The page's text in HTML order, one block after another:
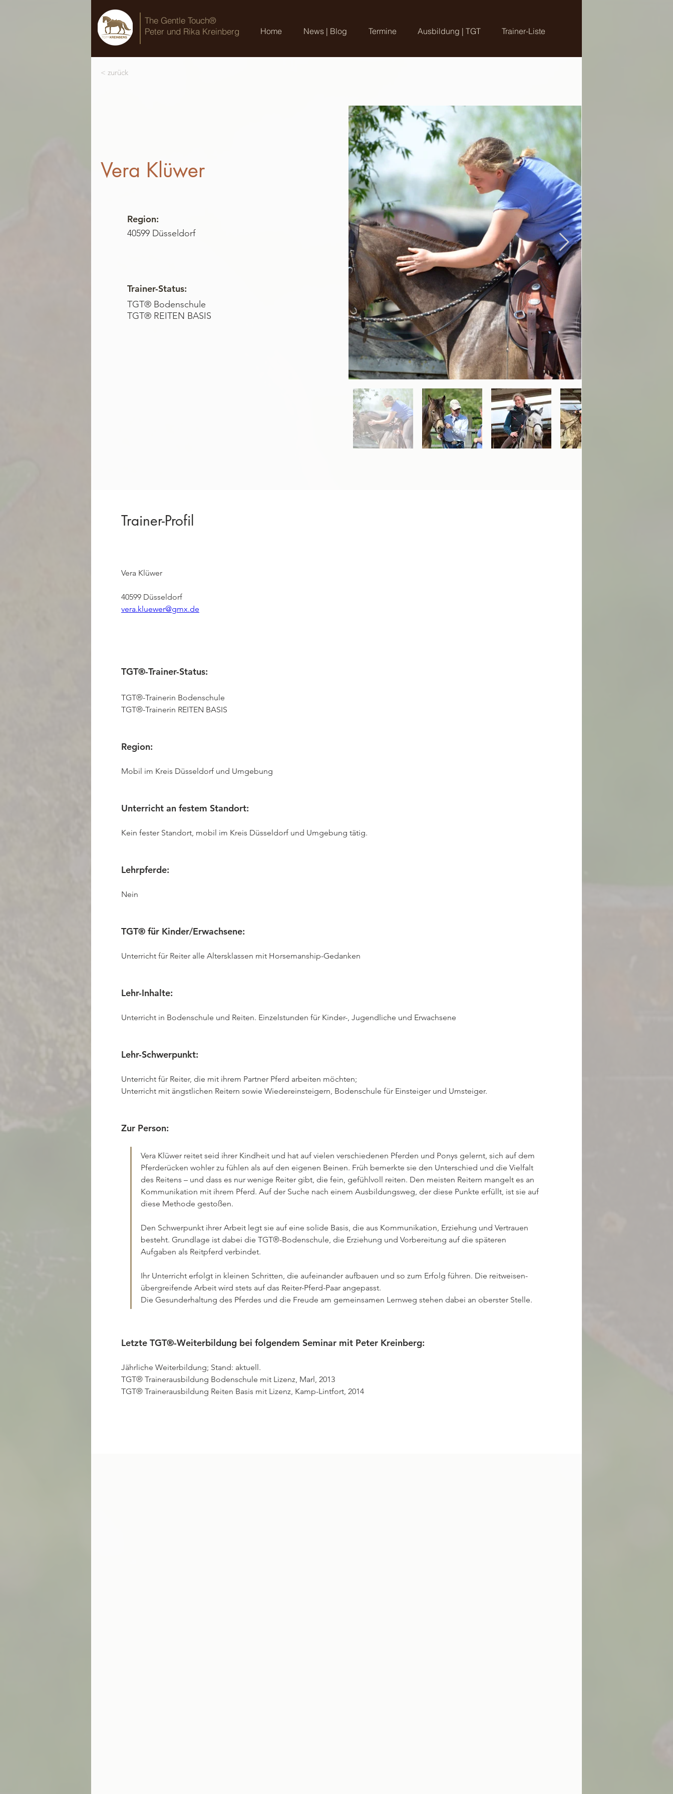
The Gentle Touch®
Peter und Rika Kreinberg
Home News | Blog Termine Ausbildung | TGT Trainer-Liste
< zurück
Vera Klüwer
Region:
40599 Düsseldorf
Trainer-Status:
TGT® Bodenschule
TGT® REITEN BASIS
Trainer-Profil
Vera Klüwer
40599 Düsseldorf
vera.kluewer@gmx.de
TGT®-Trainer-Status:
TGT®-Trainerin Bodenschule
TGT®-Trainerin REITEN BASIS
Region:
Mobil im Kreis Düsseldorf und Umgebung
Unterricht an festem Standort:
Kein fester Standort, mobil im Kreis Düsseldorf und Umgebung tätig.
Lehrpferde:
Nein
TGT® für Kinder/Erwachsene:
Unterricht für Reiter alle Altersklassen mit Horsemanship-Gedanken
Lehr-Inhalte:
Unterricht in Bodenschule und Reiten. Einzelstunden für Kinder-, Jugendliche und Erwachsene
Lehr-Schwerpunkt:
Unterricht für Reiter, die mit ihrem Partner Pferd arbeiten möchten;
Unterricht mit ängstlichen Reitern sowie Wiedereinsteigern, Bodenschule für Einsteiger und Umsteiger.
Zur Person:
Vera Klüwer reitet seid ihrer Kindheit und hat auf vielen verschiedenen Pferden und Ponys gelernt, sich auf dem
Pferderücken wohler zu fühlen als auf den eigenen Beinen. Früh bemerkte sie den Unterschied und die Vielfalt
des Reitens – und dass es nur wenige Reiter gibt, die fein, gefühlvoll reiten. Den meisten Reitern mangelt es an
Kommunikation mit ihrem Pferd. Auf der Suche nach einem Ausbildungsweg, der diese Punkte erfüllt, ist sie auf
diese Methode gestoßen.
Den Schwerpunkt ihrer Arbeit legt sie auf eine solide Basis, die aus Kommunikation, Erziehung und Vertrauen
besteht. Grundlage ist dabei die TGT®-Bodenschule, die Erziehung und Vorbereitung auf die späteren
Aufgaben als Reitpferd verbindet.
Ihr Unterricht erfolgt in kleinen Schritten, die aufeinander aufbauen und so zum Erfolg führen. Die reitweisen-
übergreifende Arbeit wird stets auf das Reiter-Pferd-Paar angepasst.
Die Gesunderhaltung des Pferdes und die Freude am gemeinsamen Lernweg stehen dabei an oberster Stelle.
Letzte TGT®-Weiterbildung bei folgendem Seminar mit Peter Kreinberg:
Jährliche Weiterbildung; Stand: aktuell.
TGT® Trainerausbildung Bodenschule mit Lizenz, Marl, 2013
TGT® Trainerausbildung Reiten Basis mit Lizenz, Kamp-Lintfort, 2014